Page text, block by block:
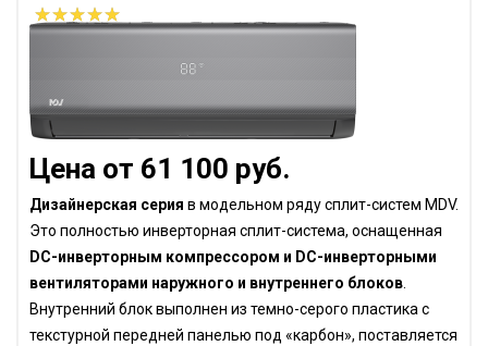
Цена от 61 100 руб.
Дизайнерская серия в модельном ряду сплит-систем MDV.
Это полностью инверторная сплит-система, оснащенная
DC-инверторным компрессором и DC-инверторными
вентиляторами наружного и внутреннего блоков
Внутренний блок выполнен из темно-серого пластика с
текстурной передней панелью под «карбон», поставляется